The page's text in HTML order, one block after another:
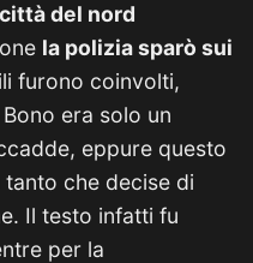
del nord
la polizia sparò sui
furono coinvolti,
era solo un
eppure questo
che decise di
Il testo infatti fu
per la